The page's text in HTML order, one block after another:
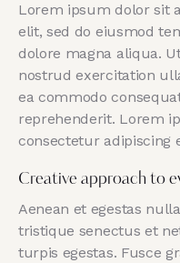
Lorem ipsum dolor sit
elit, sed do eiusmod
dolore magna aliqua.
nostrud exercitation
ea commodo
reprehenderit. Lorem
consectetur adipiscing
Creative approach to
Aenean et egestas
tristique senectus et
turpis egestas. Fusce